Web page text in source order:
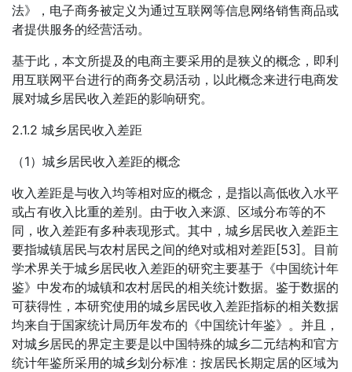
法》，电子商务被定义为通过互联网等信息网络销售商品或
者提供服务的经营活动。
基于此，本文所提及的电商主要采用的是狭义的概念，即利
用互联网平台进行的商务交易活动，以此概念来进行电商发
展对城乡居民收入差距的影响研究。
2.1.2 城乡居民收入差距
（1）城乡居民收入差距的概念
收入差距是与收入均等相对应的概念，是指以高低收入水平
或占有收入比重的差别。由于收入来源、区域分布等的不
同，收入差距有多种表现形式。其中，城乡居民收入差距主
要指城镇居民与农村居民之间的绝对或相对差距[53]。目前
学术界关于城乡居民收入差距的研究主要基于《中国统计年
鉴》中发布的城镇和农村居民的相关统计数据。鉴于数据的
可获得性，本研究使用的城乡居民收入差距指标的相关数据
均来自于国家统计局历年发布的《中国统计年鉴》。并且，
对城乡居民的界定主要是以中国特殊的城乡二元结构和官方
统计年鉴所采用的城乡划分标准：按居民长期定居的区域为